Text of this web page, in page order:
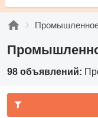
98 объявлений: